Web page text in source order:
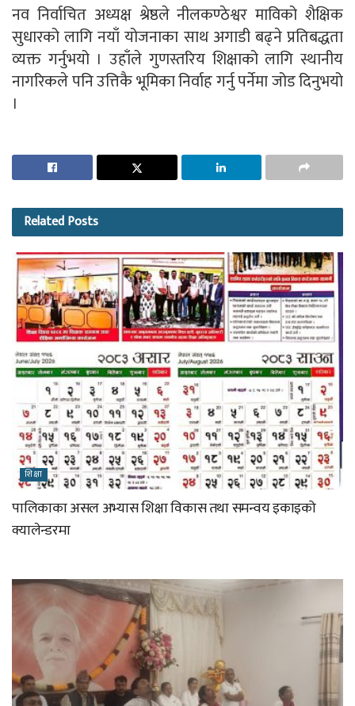
नव निर्वाचित अध्यक्ष श्रेष्ठले नीलकण्ठेश्वर माविको शैक्षिक
सुधारको लागि नयाँ योजनाका साथ अगाडी बढ्ने प्रतिबद्धता
व्यक्त गर्नुभयो । उहाँले गुणस्तरिय शिक्षाको लागि स्थानीय
नागरिकले पनि उत्तिकै भूमिका निर्वाह गर्नु पर्नेमा जोड दिनुभयो
।
RelatedPosts
शिक्षा
पालिकाका असल अभ्यास शिक्षा विकास तथा समन्वय इकाइको
क्यालेन्डरमा